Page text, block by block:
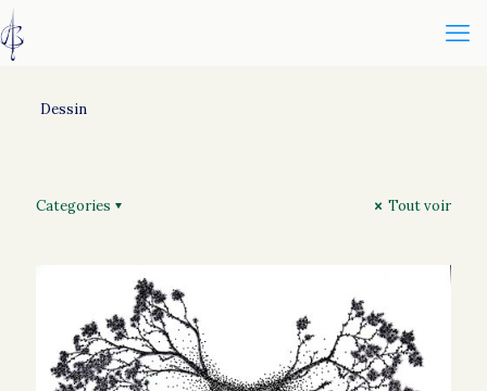
Dessin
Categories Tout voir
Metamorphique